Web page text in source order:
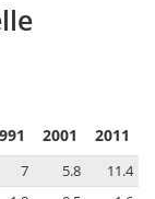
2001 2011
7 5.8
11.4